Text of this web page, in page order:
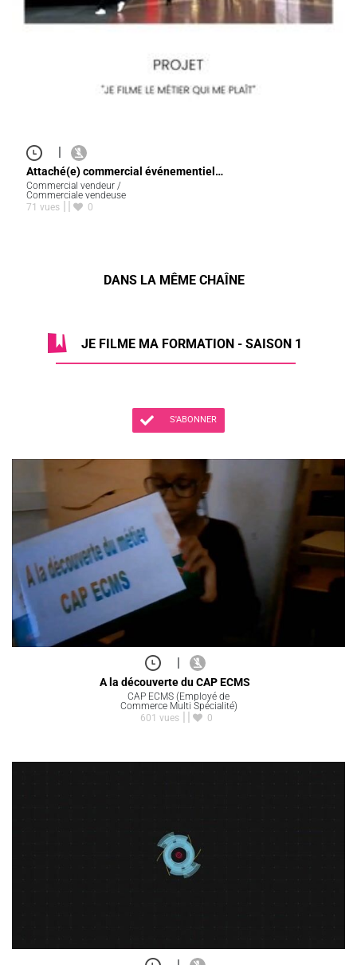
|
Attaché(e) commercial événementiel…
Commercial vendeur /
Commerciale vendeuse
71 vues
0
DANS LA MÊME CHAÎNE
JE FILME MA FORMATION - SAISON 1
S'ABONNER
|
A la découverte du CAP ECMS
CAP ECMS (Employé de
Commerce Multi Spécialité)
601 vues
0